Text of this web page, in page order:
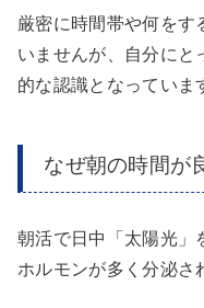
厳密に時間帯や何をす
いませんが、自分にと
的な認識となっていま
なぜ朝の時間が
朝活で日中「太陽光」
ホルモンが多く分泌さ